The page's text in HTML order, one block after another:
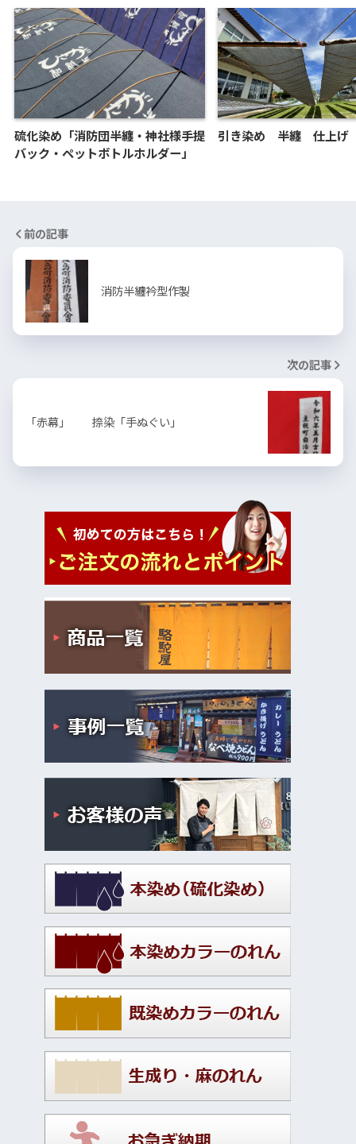
硫化染め「消防団半纏・神社様手提
バック・ペットボトルホルダー」
引き染め 半纏 仕上げ
前の記事
消防半纏衿型作製
次の記事
「赤幕」 捺染「手ぬぐい」